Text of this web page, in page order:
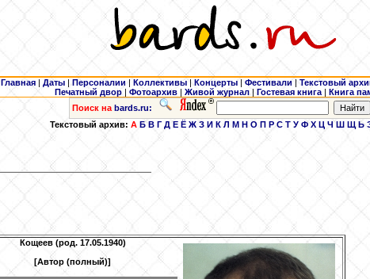
Главная | Даты | Персоналии | Коллективы | Концерты | Фестивали | Текстовый
Печатный двор | Фотоархив | Живой журнал | Гостевая книга | Книга
Поиск на bards.ru:
Текстовый архив: А Б В Г Д Е Ё Ж З И К Л М Н О П Р С Т У Ф Х Ц Ч Ш Щ Ь
Кощеев(род. 17.05.1940)
[Автор (полный)]